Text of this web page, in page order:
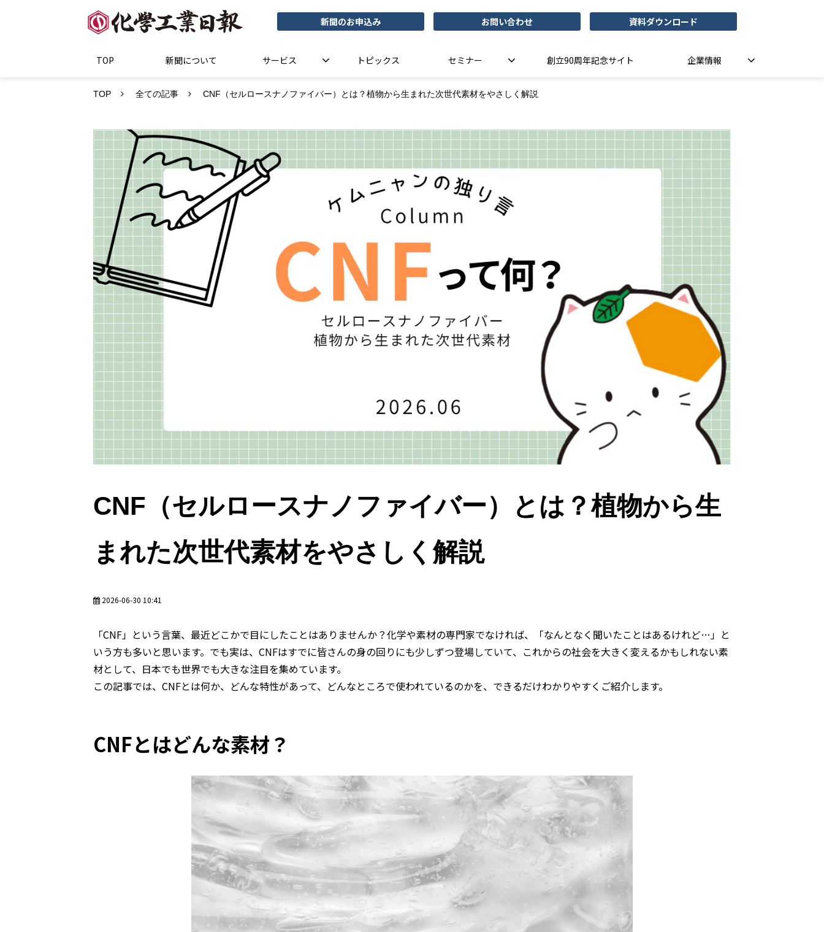
新聞のお申込み お問い合わせ 資料ダウンロード
TOP 新聞について サービス トピックス セミナー 創立90周年記念サイト 企業情報
TOP 全ての記事 CNF（セルロースナノファイバー）とは？植物から生まれた次世代素材をやさしく解説
CNF（セルロースナノファイバー）とは？植物から生
まれた次世代素材をやさしく解説
2026-06-30 10:41
「CNF」という言葉、最近どこかで目にしたことはありませんか？化学や素材の専門家でなければ、「なんとなく聞いたことはあるけれど…」と
いう方も多いと思います。でも実は、CNFはすでに皆さんの身の回りにも少しずつ登場していて、これからの社会を大きく変えるかもしれない素
材として、日本でも世界でも大きな注目を集めています。
この記事では、CNFとは何か、どんな特性があって、どんなところで使われているのかを、できるだけわかりやすくご紹介します。
CNFとはどんな素材？